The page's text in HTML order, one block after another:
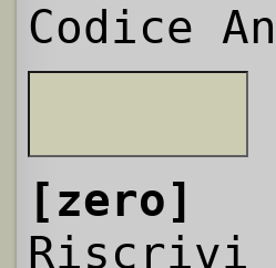
Codice
[zero]